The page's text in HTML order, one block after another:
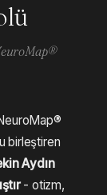
birleştiren
Aydın
- otizm,